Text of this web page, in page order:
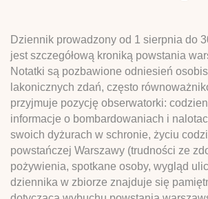
Dziennik prowadzony od 1 sierpnia do
jest szczegółową kroniką powstania
Notatki są pozbawione odniesień
lakonicznych zdań, często
przyjmuje pozycję obserwatorki:
informacje o bombardowaniach i
swoich dyżurach w schronie, życiu
powstańczej Warszawy (trudności ze
pożywienia, spotkane osoby, wygląd
dziennika w zbiorze znajduje się